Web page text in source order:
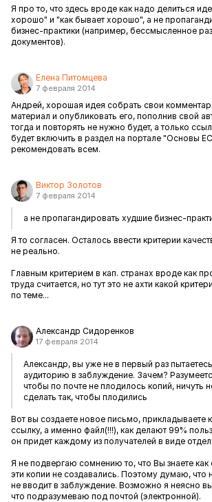
Я про то, что здесь вроде как надо делиться
хорошо" и "как бывает хорошо", а не
бизнес-практики (например, бессмысленное
документов).
Елена Питомцева
7 февраля 2014
Андрей, хорошая идея собрать свои
материал и опубликовать его, пополнив свой
тогда и повторять не нужно будет, а только
будет включить в раздел на портале "Основы
рекомендовать всем.
Виктор Золотов
7 февраля 2014
а не пропагандировать худшие бизнес-
Я то согласен. Осталось ввести критерии
не реально.
Главным критерием в кап. странах вроде как
труда считается, но тут это не ахти какой
по теме...
Александр Сидоренков
17 февраля 2014
Александр, вы уже не в первый раз
аудиторию в заблуждение. Зачем?
чтобы по почте не плодилось копий, ничуть
сделать так, чтобы плодились
Вот вы создаете новое письмо, прикладываете
ссылку, а именно файл(!!!), как делают 99%
он придет каждому из получателей в виде
Я не подвергаю сомнению то, что Вы знаете как
эти копии не создавались. Поэтому думаю, что
не вводит в заблуждение. Возможно я неясно
что подразумеваю под почтой (электронной).